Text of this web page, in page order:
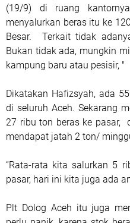
(19/9) di ruang
menyalurkan beras itu ke
Besar. Terkait tidak
Bukan tidak ada, mungkin
kampung baru atau pesisir, "
Dikatakan Hafizsyah, ada
di seluruh Aceh. Sekarang
27 ribu ton beras ke pasar,
mendapat jatah 2 ton/
“Rata-rata kita salurkan 5
pasar, hari ini kita juga ada
Plt Dolog Aceh itu juga